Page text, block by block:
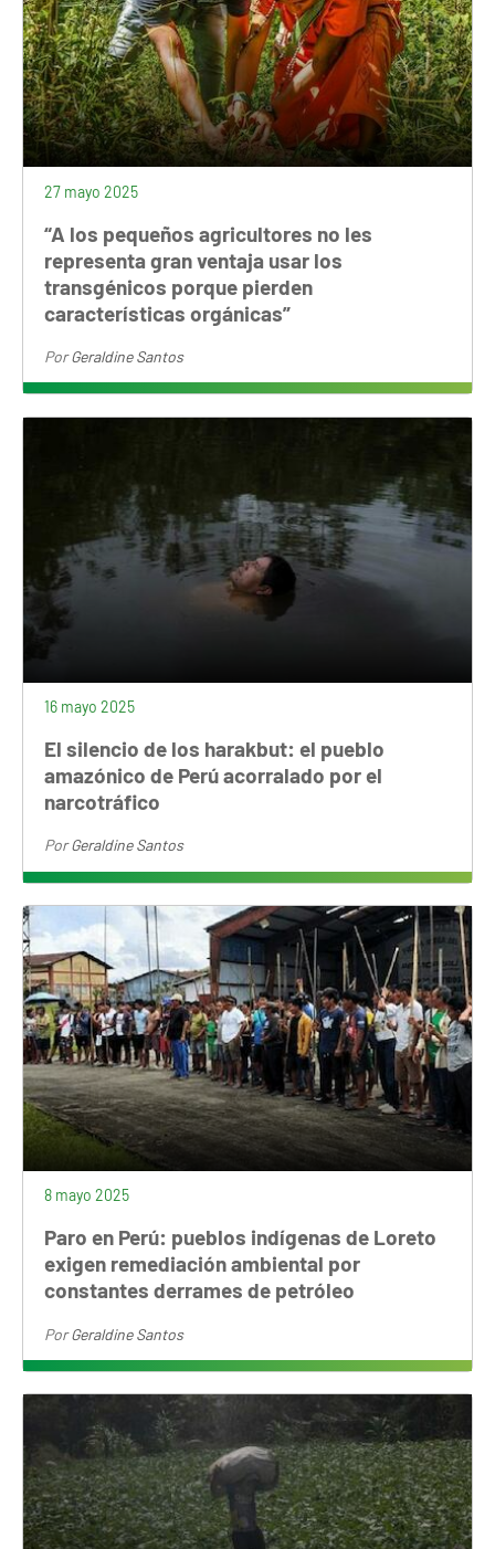
27 mayo 2025
“A los pequeños agricultores no les
representa gran ventaja usar los
transgénicos porque pierden
características orgánicas”
PorGeraldine Santos
16 mayo 2025
El silencio de los harakbut: el pueblo
amazónico de Perú acorralado por el
narcotráfico
PorGeraldine Santos
8 mayo 2025
Paro en Perú: pueblos indígenas de Loreto
exigen remediación ambiental por
constantes derrames de petróleo
PorGeraldine Santos